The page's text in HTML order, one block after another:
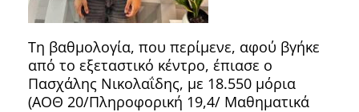
Τη βαθμολογία, που περίμενε, αφού βγήκε
από το εξεταστικό κέντρο, έπιασε ο
Πασχάλης Νικολαΐδης, με 18.550 μόρια
(ΑΟΘ 20/Πληροφορική 19,4/ Μαθηματικά